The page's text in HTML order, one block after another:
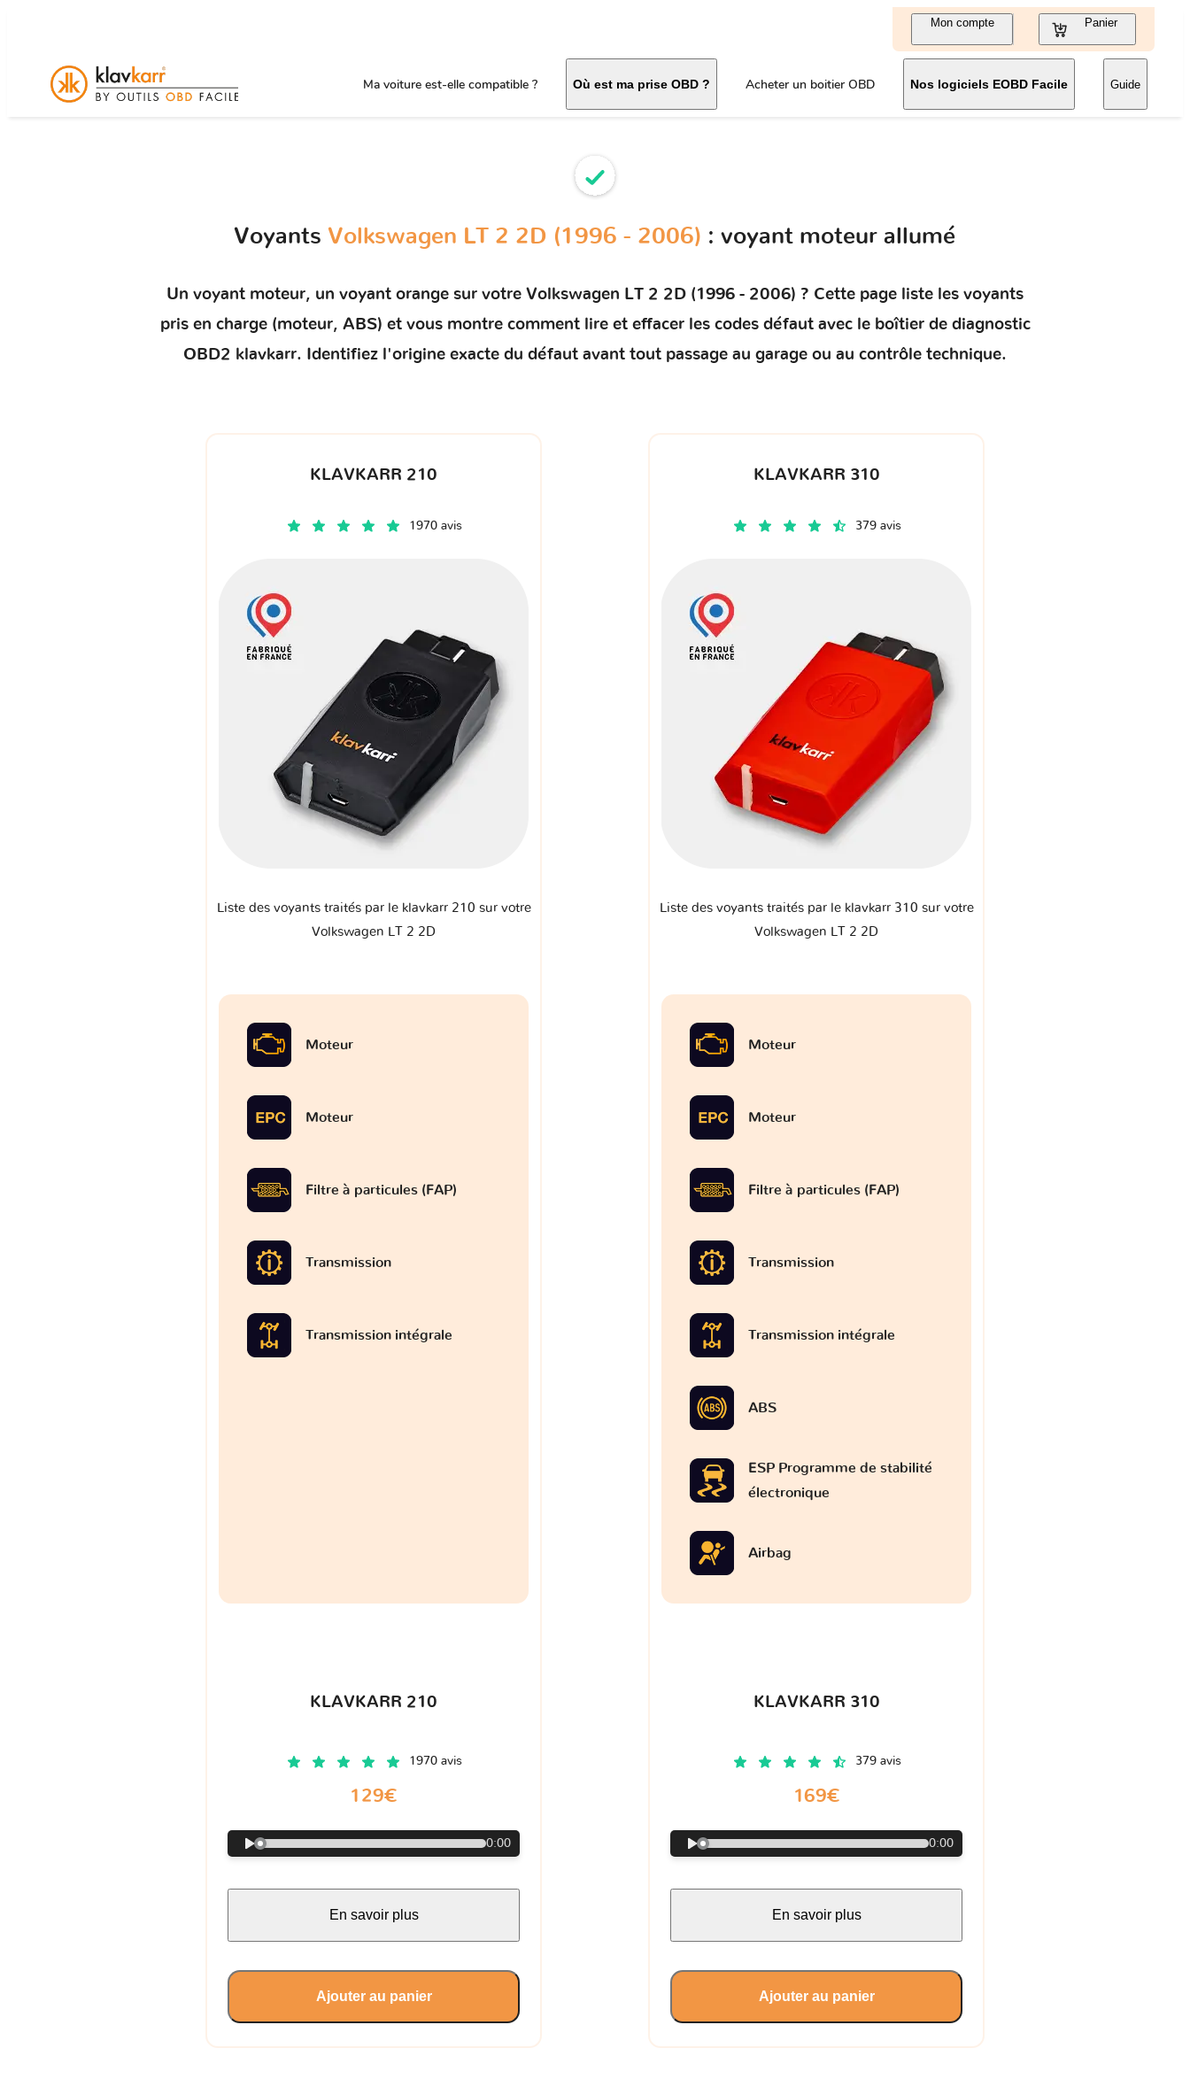
Mon compte Panier
Ma voiture est-elle compatible ? Où est ma prise OBD ? Acheter un boitier OBD Nos logiciels EOBD Facile Guide
Voyants Volkswagen LT 2 2D (1996 - 2006) : voyant moteur allumé
Un voyant moteur, un voyant orange sur votre Volkswagen LT 2 2D (1996 - 2006) ? Cette page liste les voyants
pris en charge (moteur, ABS) et vous montre comment lire et effacer les codes défautavec le boîtier de diagnostic
OBD2 klavkarr. Identifiez l'origine exacte du défaut avant tout passage au garage ou au contrôle technique.
KLAVKARR 210
1970 avis
Liste des voyants traités par le klavkarr 210 sur votre
Volkswagen LT 2 2D
Moteur
Moteur
Filtre à particules (FAP)
Transmission
Transmission intégrale
KLAVKARR 210
1970 avis
129€
0:00
En savoir plus
Ajouter au panier
KLAVKARR 310
379 avis
Liste des voyants traités par le klavkarr 310 sur votre
Volkswagen LT 2 2D
Moteur
Moteur
Filtre à particules (FAP)
Transmission
Transmission intégrale
ABS
ESP Programme de stabilité
électronique
Airbag
KLAVKARR 310
379 avis
169€
0:00
En savoir plus
Ajouter au panier